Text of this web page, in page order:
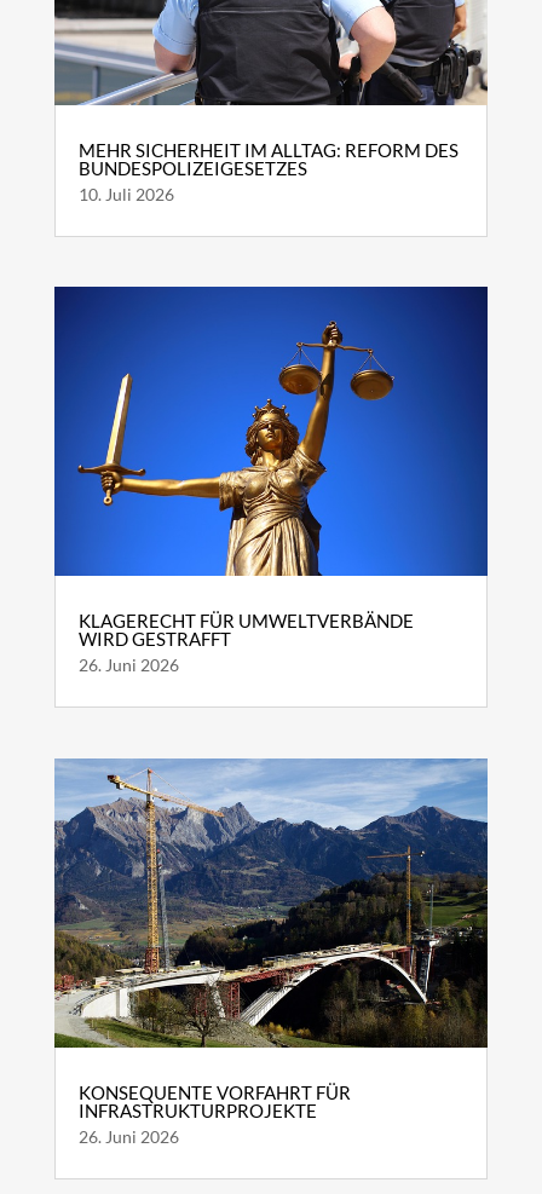
MEHR SICHERHEIT IM ALLTAG: REFORM DES
BUNDESPOLIZEIGESETZES
10. Juli 2026
KLAGERECHT FÜR UMWELTVERBÄNDE
WIRD GESTRAFFT
26. Juni 2026
KONSEQUENTE VORFAHRT FÜR
INFRASTRUKTURPROJEKTE
26. Juni 2026